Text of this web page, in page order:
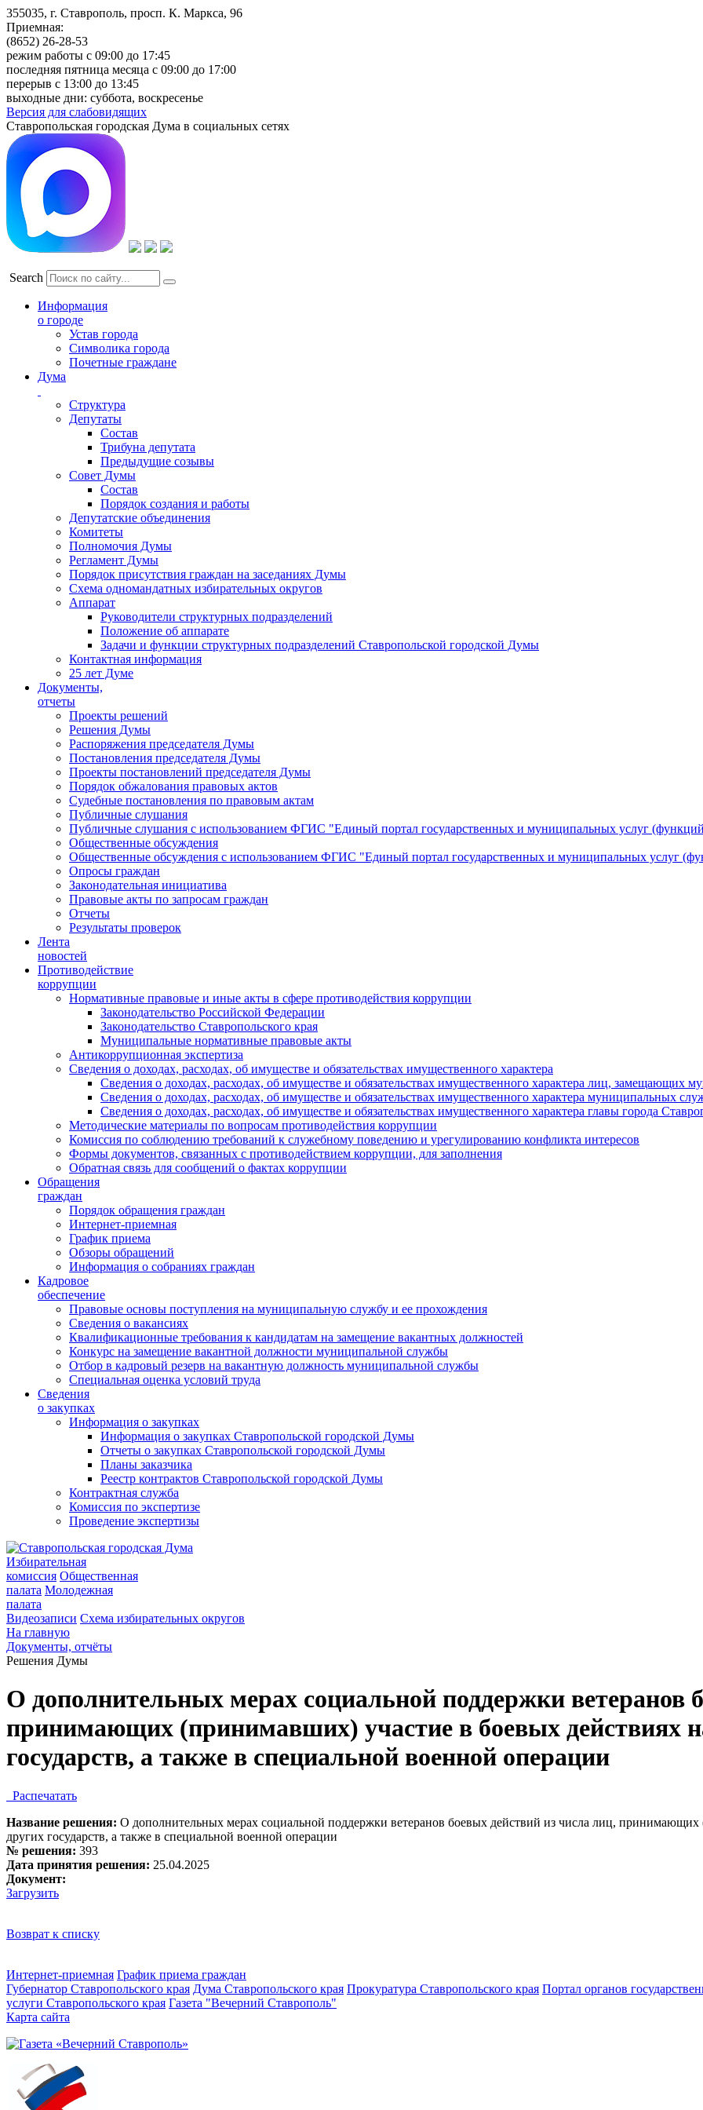
355035, г. Ставрополь, просп. К. Маркса, 96
Приемная:
(8652) 26-28-53
режим работы с 09:00 до 17:45
последняя пятница месяца с 09:00 до 17:00
перерыв с 13:00 до 13:45
выходные дни: суббота, воскресенье
Версия для слабовидящих
Ставропольская городская Дума в социальных сетях
Search
Информация
о городе
Устав города
Символика города
Почетные граждане
Дума
Структура
Депутаты
Состав
Трибуна депутата
Предыдущие созывы
Совет Думы
Состав
Порядок создания и работы
Депутатские объединения
Комитеты
Полномочия Думы
Регламент Думы
Порядок присутствия граждан на заседаниях Думы
Схема одномандатных избирательных округов
Аппарат
Руководители структурных подразделений
Положение об аппарате
Задачи и функции структурных подразделений Ставропольской городской Думы
Контактная информация
25 лет Думе
Документы,
отчеты
Проекты решений
Решения Думы
Распоряжения председателя Думы
Постановления председателя Думы
Проекты постановлений председателя Думы
Порядок обжалования правовых актов
Судебные постановления по правовым актам
Публичные слушания
Публичные слушания с использованием ФГИС "Единый портал государственных и муниципальных услуг
Общественные обсуждения
Общественные обсуждения с использованием ФГИС "Единый портал государственных и муниципальных услуг
Опросы граждан
Законодательная инициатива
Правовые акты по запросам граждан
Отчеты
Результаты проверок
Лента
новостей
Противодействие
коррупции
Нормативные правовые и иные акты в сфере противодействия коррупции
Законодательство Российской Федерации
Законодательство Ставропольского края
Муниципальные нормативные правовые акты
Антикоррупционная экспертиза
Сведения о доходах, расходах, об имуществе и обязательствах имущественного характера
Сведения о доходах, расходах, об имуществе и обязательствах имущественного характера лиц,
Сведения о доходах, расходах, об имуществе и обязательствах имущественного характера муниципальных
Сведения о доходах, расходах, об имуществе и обязательствах имущественного характера главы города
Методические материалы по вопросам противодействия коррупции
Комиссия по соблюдению требований к служебному поведению и урегулированию конфликта интересов
Формы документов, связанных с противодействием коррупции, для заполнения
Обратная связь для сообщений о фактах коррупции
Обращения
граждан
Порядок обращения граждан
Интернет-приемная
График приема
Обзоры обращений
Информация о собраниях граждан
Кадровое
обеспечение
Правовые основы поступления на муниципальную службу и ее прохождения
Сведения о вакансиях
Квалификационные требования к кандидатам на замещение вакантных должностей
Конкурс на замещение вакантной должности муниципальной службы
Отбор в кадровый резерв на вакантную должность муниципальной службы
Специальная оценка условий труда
Сведения
о закупках
Информация о закупках
Информация о закупках Ставропольской городской Думы
Отчеты о закупках Ставропольской городской Думы
Планы заказчика
Реестр контрактов Ставропольской городской Думы
Контрактная служба
Комиссия по экспертизе
Проведение экспертизы
Избирательная
комиссия Общественная
палата Молодежная
палата
Видеозаписи Схема избирательных округов
На главную
Документы, отчёты
Решения Думы
О дополнительных мерах социальной поддержки ветеранов
принимающих (принимавших) участие в боевых действиях
государств, а также в специальной военной операции
Распечатать
Название решения: О дополнительных мерах социальной поддержки ветеранов боевых действий из числа лиц,
других государств, а также в специальной военной операции
№ решения: 393
Дата принятия решения: 25.04.2025
Документ:
Загрузить
Возврат к списку
Интернет-приемная График приема граждан
Губернатор Ставропольского края Дума Ставропольского края Прокуратура Ставропольского края Портал органов
услуги Ставропольского края Газета "Вечерний Ставрополь"
Карта сайта